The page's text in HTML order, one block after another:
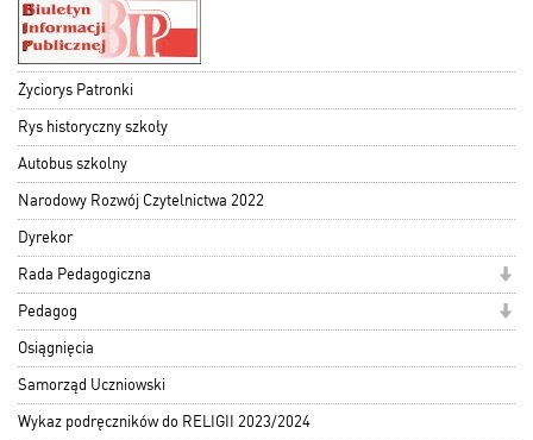
Życiorys Patronki
Rys historyczny szkoły
Autobus szkolny
Narodowy Rozwój Czytelnictwa 2022
Dyrekor
Rada Pedagogiczna
Pedagog
Osiągnięcia
Samorząd Uczniowski
Wykaz podręczników do RELIGII 2023/2024